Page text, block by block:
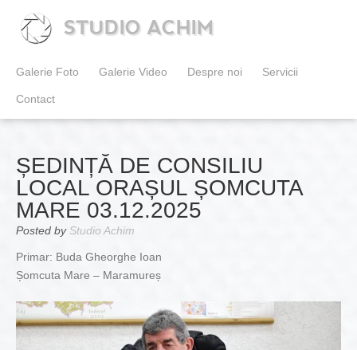
STUDIO ACHIM
Galerie Foto Galerie Video Despre noi Servicii
Contact
ȘEDINȚĂ DE CONSILIU
LOCAL ORAȘUL ȘOMCUTA
MARE 03.12.2025
Posted by Studio Achim
Primar: Buda Gheorghe Ioan
Șomcuta Mare – Maramureș